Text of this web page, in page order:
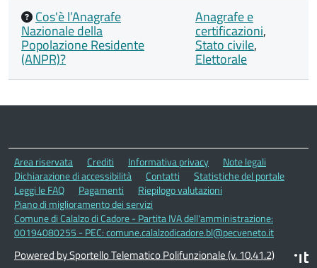
Cos'è l’Anagrafe
Nazionale della
Popolazione Residente
(ANPR)?
Anagrafe e
certificazioni,
Stato civile,
Elettorale
Area riservata Crediti Informativa privacy
Note legali
Dichiarazione di accessibilità
Contatti
Statistiche del portale
Leggi le FAQ
Pagamenti
Riepilogo valutazioni
Piano di miglioramento dei servizi
Comune di Calalzo di Cadore - Partita IVA dell'amministrazione:
00194080255 - PEC: comune.calalzodicadore.bl@pecveneto.it
Powered by Sportello Telematico Polifunzionale (v. 10.41.2)